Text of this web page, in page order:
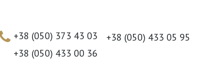
+38 (050) 373 43 03
+38 (050) 433 00 36
+38 (050) 433 05 95